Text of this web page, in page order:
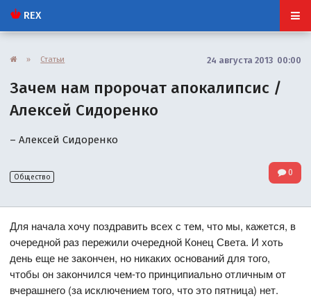
REX
» Статьи 24 августа 2013 00:00
Зачем нам пророчат апокалипсис /
Алексей Сидоренко
– Алексей Сидоренко
Общество 0
Для начала хочу поздравить всех с тем, что мы, кажется, в
очередной раз пережили очередной Конец Света. И хоть
день еще не закончен, но никаких оснований для того,
чтобы он закончился чем-то принципиально отличным от
вчерашнего (за исключением того, что это пятница) нет.